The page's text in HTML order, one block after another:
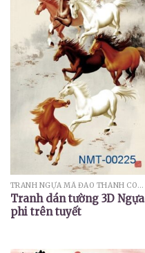
TRANH NGỰA MÃ ĐÁO THÀNH CÔNG
Tranh dán tường 3D Ngựa
phi trên tuyết